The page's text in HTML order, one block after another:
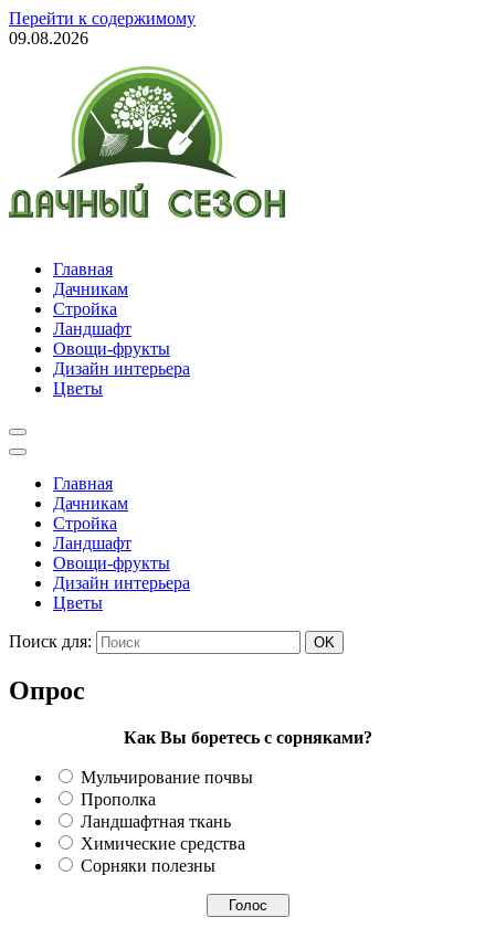
Перейти к содержимому
09.08.2026
Все для дома и дачи
полезные советы и обмен опытом
Главная
Дачникам
Стройка
Ландшафт
Овощи-фрукты
Дизайн интерьера
Цветы
Главная
Дачникам
Стройка
Ландшафт
Овощи-фрукты
Дизайн интерьера
Цветы
Поиск для:
Опрос
Как Вы боретесь с сорняками?
Мульчирование почвы
Прополка
Ландшафтная ткань
Химические средства
Сорняки полезны